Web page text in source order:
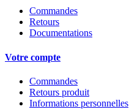
Commandes
Retours
Documentations
Votre compte
Commandes
Retours produit
Informations personnelles